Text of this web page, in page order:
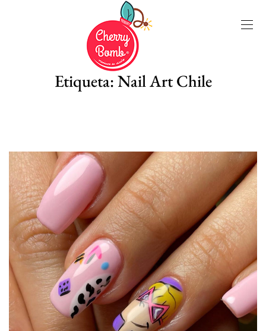
Etiqueta:Nail Art Chile